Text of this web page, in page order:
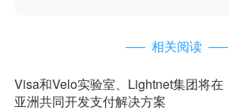
相关阅读
Visa和Velo实验室、Lightnet集团将在
亚洲共同开发支付解决方案